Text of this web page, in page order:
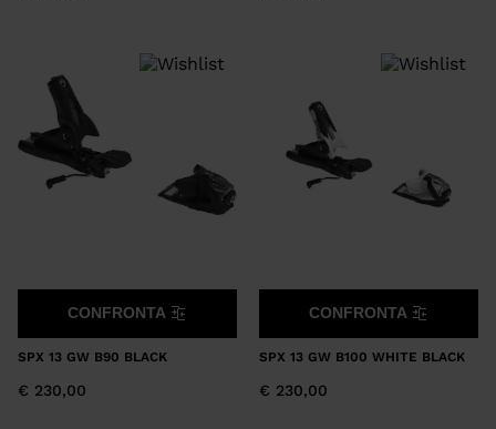
SPX 13 GW B90 BLACK
€ 230,00
CONFRONTA
SPX 13 GW B100 WHITE BLACK
€ 230,00
CONFRONTA